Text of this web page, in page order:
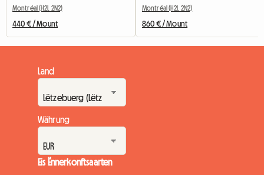
Montréal (H2L 2N2)
440 € / Mount
Montréal (H2L 2N2)
860 € / Mount
Land
Währung
Eis Ënnerkonftsaarten